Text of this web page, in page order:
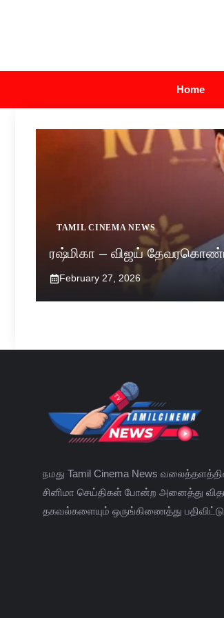
Home
TAMIL CINEMA NEWS
ரஷ்மிகா – விஜய்
February 27, 2026
நமது Tamil Cinema News
சினிமா செய்திகள் போன்ற அனைத்து
தகவல்களையும் ஒருங்கிணைத்து